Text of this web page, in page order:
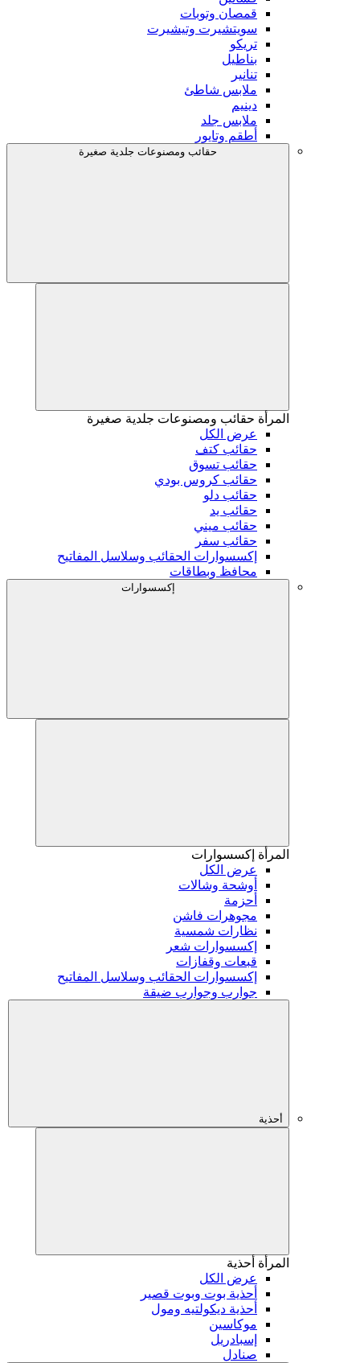
قمصان وتوبات
سويتشيرت وتيشيرت
تريكو
بناطيل
تنانير
ملابس شاطئ
دينيم
ملابس جلد
أطقم وتايور
حقائب ومصنوعات جلدية صغيرة
المرأة حقائب ومصنوعات جلدية صغيرة
عرض الكل
حقائب كتف
حقائب تسوق
حقائب كروس بودي
حقائب دلو
حقائب يد
حقائب ميني
حقائب سفر
إكسسوارات الحقائب وسلاسل المفاتيح
محافظ وبطاقات
إكسسوارات
المرأة إكسسوارات
عرض الكل
أوشحة وشالات
أحزمة
مجوهرات فاشن
نظارات شمسية
إكسسوارات شعر
قبعات وقفازات
إكسسوارات الحقائب وسلاسل المفاتيح
جوارب وجوارب ضيقة
أحذية
المرأة أحذية
عرض الكل
أحذية بوت وبوت قصير
أحذية ديكولتيه ومول
موكاسين
إسبادريل
صنادل